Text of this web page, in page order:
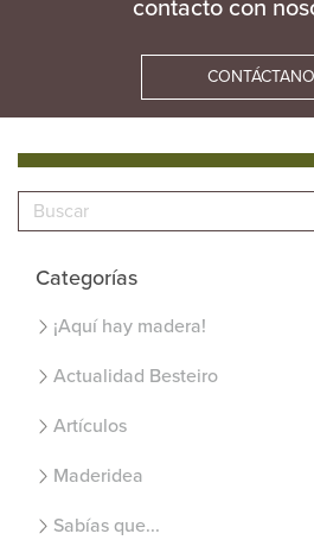
contacto con
Categorías
¡Aquí hay madera!
Actualidad Besteiro
Artículos
Maderidea
Sabías que...